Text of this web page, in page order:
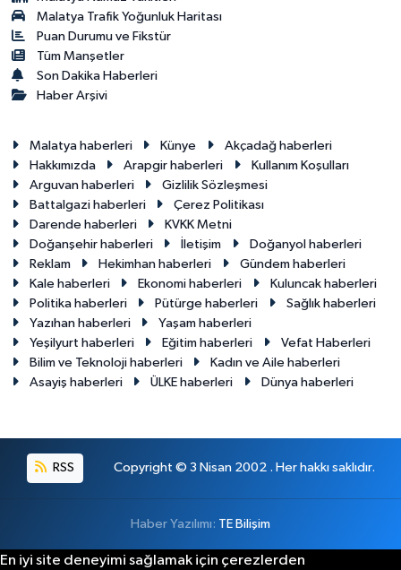
Malatya Trafik Yoğunluk Haritası
Puan Durumu ve Fikstür
Tüm Manşetler
Son Dakika Haberleri
Haber Arşivi
Malatya haberleri Künye
Akçadağ haberleri
Hakkımızda
Arapgir haberleri
Kullanım Koşulları
Arguvan haberleri
Gizlilik Sözleşmesi
Battalgazi haberleri
Çerez Politikası
Darende haberleri
KVKK Metni
Doğanşehir haberleri
İletişim
Doğanyol haberleri
Reklam
Hekimhan haberleri
Gündem haberleri
Kale haberleri
Ekonomi haberleri
Kuluncak haberleri
Politika haberleri
Pütürge haberleri
Sağlık haberleri
Yazıhan haberleri
Yaşam haberleri
Yeşilyurt haberleri
Eğitim haberleri
Vefat Haberleri
Bilim ve Teknoloji haberleri
Kadın ve Aile haberleri
Asayiş haberleri
ÜLKE haberleri Dünya haberleri
RSS Copyright © 3 Nisan 2002 . Her hakkı saklıdır.
Haber Yazılımı: TE Bilişim
En iyi site deneyimi sağlamak için çerezlerden